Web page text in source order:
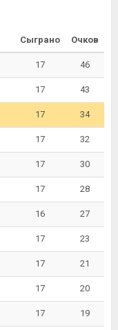
Сыграно Очков
17 46
17 43
17 34
17 32
17 30
17 28
16 27
17 23
17 21
17 20
17 19